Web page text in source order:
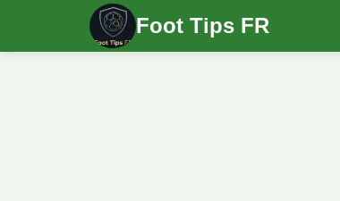
Foot Tips FR